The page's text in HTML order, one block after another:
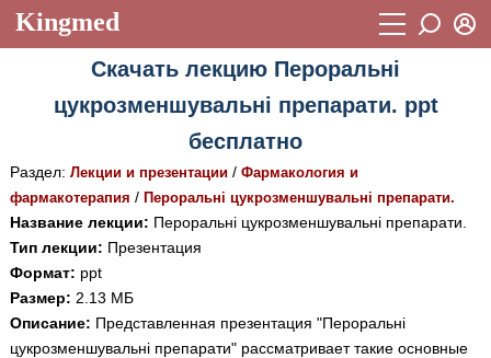
Kingmed
Учебный материал
Видеогалерея 899
Истории болезней 1268
Лекции и презентации
Аккредитационные тесты
Методические рекомендации 1050
Восстановить пароль
Регистрация
Скачать лекцию Пероральні
цукрозменшувальні препарати. ppt
бесплатно
Раздел: Лекции и презентации/ Фармакология и
фармакотерапия / Пероральні цукрозменшувальні препарати.
Название лекции: Пероральні цукрозменшувальні препарати.
Тип лекции: Презентация
Формат: ppt
Размер: 2.13 МБ
Описание: Представленная презентация "Пероральні
цукрозменшувальні препарати" рассматривает такие основные